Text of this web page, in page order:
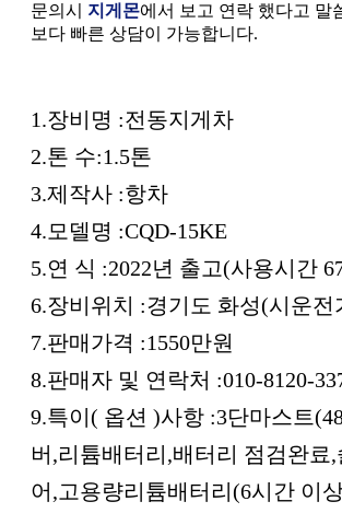
문의시 지게몬에서 보고 연락 했다고 말
보다 빠른 상담이 가능합니다.
본문
1.장비명 :전동지게차
2.톤 수:1.5톤
3.제작사 :항차
4.모델명 :CQD-15KE
5.연 식 :2022년 출고(사용시간
6.장비위치 :경기도 화성(시운전
7.판매가격 :1550만원
8.판매자 및 연락처 :010-8120-
9.특이( 옵션 )사항 :3단마스트
버,리튬배터리,배터리 점검완료,
어,고용량리튬배터리(6시간 이